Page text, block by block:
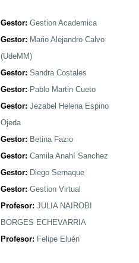
Gestor:Gestion Academica
Gestor: Mario Alejandro Calvo
(UdeMM)
Gestor:Sandra Costales
Gestor: Pablo Martin Cueto
Gestor:Jezabel Helena Espino
Ojeda
Gestor: Betina Fazio
Gestor:Camila Anahí Sanchez
Gestor: Diego Sernaque
Gestor:Gestion Virtual
Profesor:JULIA NAIROBI
BORGES ECHEVARRIA
Profesor: Felipe Eluén